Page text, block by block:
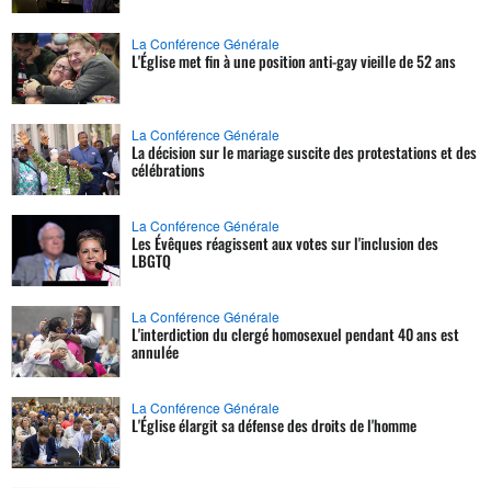
La Conférence Générale
L'Église met fin à une position anti-gay vieille de 52 ans
La Conférence Générale
La décision sur le mariage suscite des protestations et des
célébrations
La Conférence Générale
Les Évêques réagissent aux votes sur l'inclusion des
LBGTQ
La Conférence Générale
L'interdiction du clergé homosexuel pendant 40 ans est
annulée
La Conférence Générale
L'Église élargit sa défense des droits de l'homme